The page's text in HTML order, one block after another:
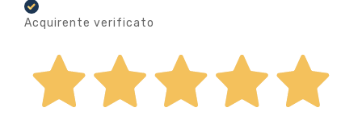
Acquirente verificato